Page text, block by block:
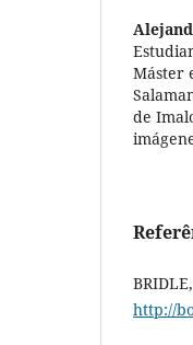
Máster
de
http://